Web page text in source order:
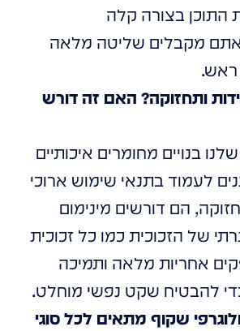
התוכן בצורה קלה
אתם מקבלים שליטה מלאה
ראש.
ותחזוקה? האם זה דורש
מסכי ה-LED שלנו בנויים מחומרים איכותיים
לעמוד בתנאי שימוש ארוכי
הם דורשים מינימום
של הזכוכית כמו כל זכוכית
אחריות מלאה ותמיכה
להבטיח שקט נפשי מוחלט.
שקוף מתאים לכל סוגי